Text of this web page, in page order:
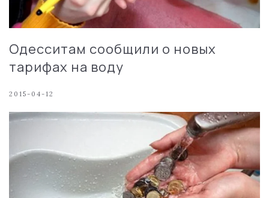
Одесситам сообщили о новых
тарифах на воду
2015-04-12